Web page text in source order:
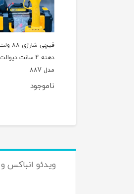
قیچی شارژی 88
دهنه 4 سانت دیوالت
مدل 88V
ناموجود
ویدئو